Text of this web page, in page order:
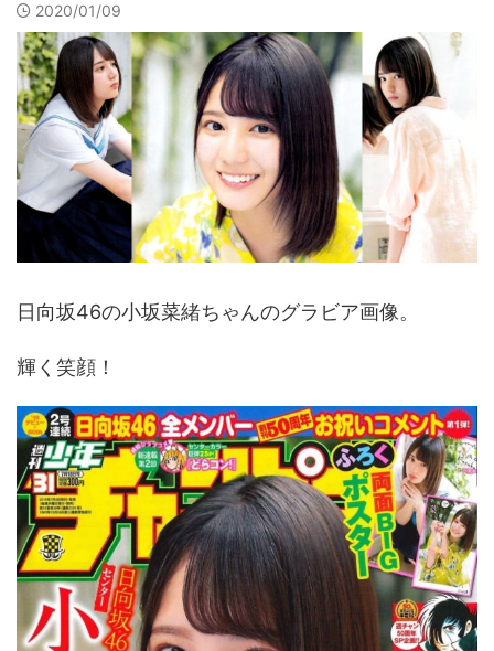
2020/01/09
日向坂46の小坂菜緒ちゃんのグラビア画像。
輝く笑顔！